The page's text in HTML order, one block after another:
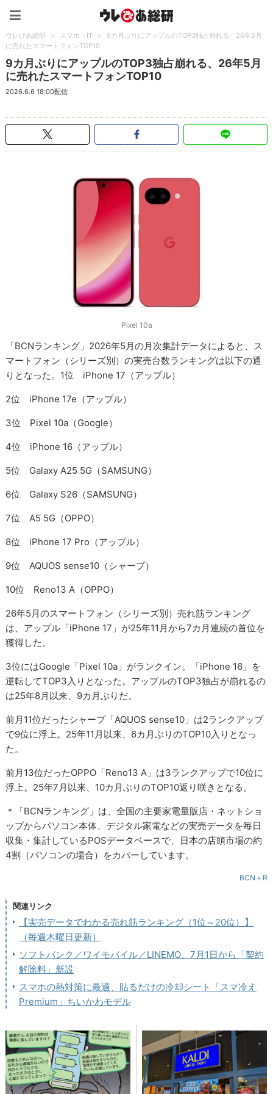
ウレぴあ総研 > スマホ・IT >
9カ月ぶりにアップルのTOP3独占崩れる、26年5月
に売れたスマートフォンTOP10
9カ月ぶりにアップルのTOP3独占崩れる、26年5月
に売れたスマートフォンTOP10
2026.6.6 18:00配信
Pixel 10a
「BCNランキング」2026年5月の月次集計データによると、ス
マートフォン（シリーズ別）の実売台数ランキングは以下の通
りとなった。1位 iPhone 17（アップル）
2位 iPhone 17e（アップル）
3位 Pixel 10a（Google）
4位 iPhone 16（アップル）
5位 Galaxy A25 5G（SAMSUNG）
6位 Galaxy S26（SAMSUNG）
7位 A5 5G（OPPO）
8位 iPhone 17 Pro（アップル）
9位 AQUOS sense10（シャープ）
10位 Reno13 A（OPPO）
26年5月のスマートフォン（シリーズ別）売れ筋ランキング
は、アップル「iPhone 17」が25年11月から7カ月連続の首位を
獲得した。
3位にはGoogle「Pixel 10a」がランクイン。「iPhone 16」を
逆転してTOP3入りとなった。アップルのTOP3独占が崩れるの
は25年8月以来、9カ月ぶりだ。
前月11位だったシャープ「AQUOS sense10」は2ランクアップ
で9位に浮上。25年11月以来、6カ月ぶりのTOP10入りとなっ
た。
前月13位だったOPPO「Reno13 A」は3ランクアップで10位に
浮上。25年7月以来、10カ月ぶりのTOP10返り咲きとなる。
＊「BCNランキング」は、全国の主要家電量販店・ネットショ
ップからパソコン本体、デジタル家電などの実売データを毎日
収集・集計しているPOSデータベースで、日本の店頭市場の約
4割（パソコンの場合）をカバーしています。
BCN＋R
関連リンク
【実売データでわかる売れ筋ランキング（1位～20位）】
（毎週木曜日更新）
ソフトバンク／ワイモバイル／LINEMO、7月1日から「契約
解除料」新設
スマホの熱対策に最適、貼るだけの冷却シート「スマ冷え
Premium」ちいかわモデル